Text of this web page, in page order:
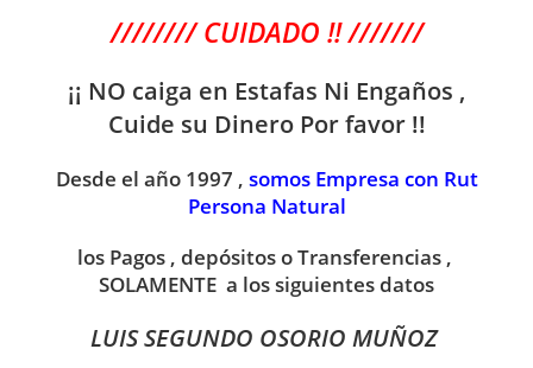
//////// CUIDADO !! ///////
¡¡ NO caiga en Estafas Ni Engaños ,
Cuide su Dinero Por favor !!
Desde el año 1997 , somos Empresa con Rut
Persona Natural
los Pagos , depósitos o Transferencias ,
SOLAMENTE a los siguientes datos
LUIS SEGUNDO OSORIO MUÑOZ